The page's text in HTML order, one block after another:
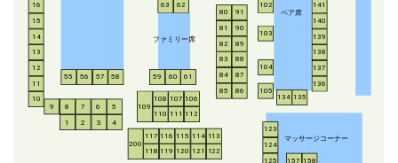
ファミリー席
ペア席
マッサージコーナー
1 2 3 4
5
6
7
8
9
10
11
12
13
14
15
16
55 56 57 58 59 60 61
62
63
80
81
82
83
84
85 86
87
88
89
90
91
102
103
104
105
106
107
108
109
110 111 112
113
114
115
116
117
118 119 120 121 122
123
124
125
134 135
136
137
138
139
140
141
157 158
200